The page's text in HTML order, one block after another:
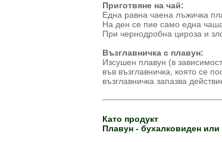
Приготвяне на чай:
Една равна чаена лъжичка
На ден се пие само една чаша
При чернодробна цироза и
Възглавничка с плавун:
Изсушен плавун (в
във възглавничка, която се
възглавничка запазва
Като продукт
Плавун - бухалковиден или